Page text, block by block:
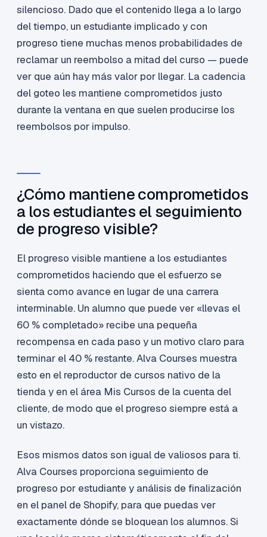
silencioso. Dado que el contenido llega a lo largo
del tiempo, un estudiante implicado y con
progreso tiene muchas menos probabilidades de
reclamar un reembolso a mitad del curso — puede
ver que aún hay más valor por llegar. La cadencia
del goteo les mantiene comprometidos justo
durante la ventana en que suelen producirse los
reembolsos por impulso.
¿Cómo mantiene comprometidos
a los estudiantes el seguimiento
de progreso visible?
El progreso visible mantiene a los estudiantes
comprometidos haciendo que el esfuerzo se
sienta como avance en lugar de una carrera
interminable. Un alumno que puede ver «llevas el
60 % completado» recibe una pequeña
recompensa en cada paso y un motivo claro para
terminar el 40 % restante. Alva Courses muestra
esto en el reproductor de cursos nativo de la
tienda y en el área Mis Cursos de la cuenta del
cliente, de modo que el progreso siempre está a
un vistazo.
Esos mismos datos son igual de valiosos para ti.
Alva Courses proporciona seguimiento de
progreso por estudiante y análisis de finalización
en el panel de Shopify, para que puedas ver
exactamente dónde se bloquean los alumnos. Si